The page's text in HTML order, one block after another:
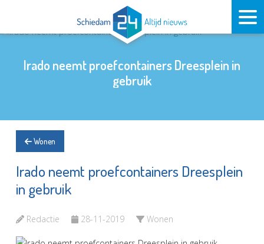
Irado neemt proefcontainers Dreesplein in
gebruik
Wonen
Irado neemt proefcontainers Dreesplein
in gebruik
Redactie 28-11-2019 Wonen